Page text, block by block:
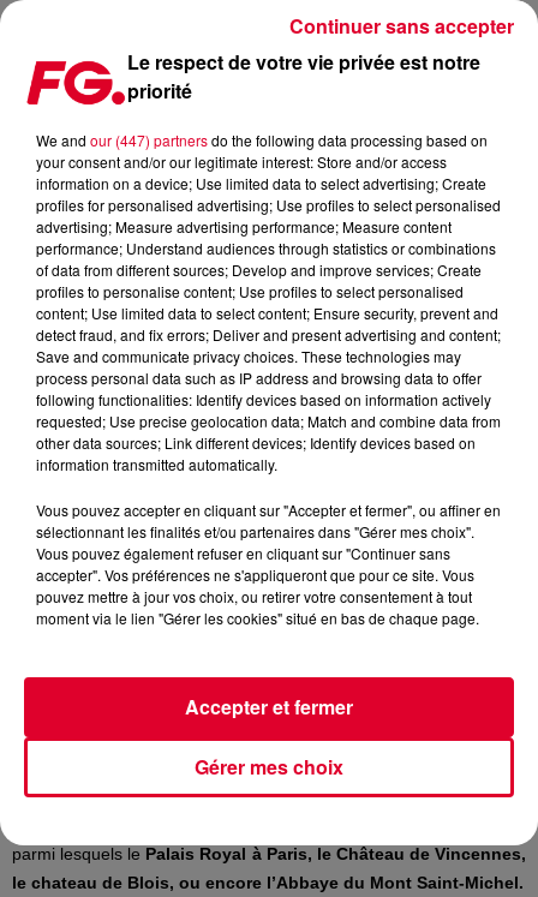
MICHAEL CANITROT INVITÉ DE L'HAPPY HOUR FG CE SOIR !
Publié : 14 septembre 2023 à 11h27 par Christophe
HUBERT
Happy Hour
Crédit : Happy Hour
, avec show son et lumières et mapping vidéo
parmi lesquels le Palais Royal à Paris, le Château de Vincennes,
le chateau de Blois, ou encore l’Abbaye du Mont Saint-Michel.
Le respect de votre vie privée est notre
priorité
We and our (447) partnersdo the following data processing based on
your consent and/or our legitimate interest: Store and/or access
information on a device; Use limited data to select advertising; Create
profiles for personalised advertising; Use profiles to select personalised
advertising; Measure advertising performance; Measure content
performance; Understand audiences through statistics or combinations
of data from different sources; Develop and improve services; Create
profiles to personalise content; Use profiles to select personalised
content; Use limited data to select content; Ensure security, prevent and
detect fraud, and fix errors; Deliver and present advertising and content;
Save and communicate privacy choices. These technologies may
process personal data such as IP address and browsing data to offer
following functionalities: Identify devices based on information actively
requested; Use precise geolocation data; Match and combine data from
other data sources; Link different devices; Identify devices based on
information transmitted automatically.
Vous pouvez accepter en cliquant sur "Accepter et fermer", ou affiner en
sélectionnant les finalités et/ou partenaires dans "Gérer mes choix".
Vous pouvez également refuser en cliquant sur "Continuer sans
accepter". Vos préférences ne s'appliqueront que pour ce site. Vous
pouvez mettre à jour vos choix, ou retirer votre consentement à tout
moment via le lien "Gérer les cookies" situé en bas de chaque page.
Gérer mes choix
Accepter et fermer
Continuer sans accepter